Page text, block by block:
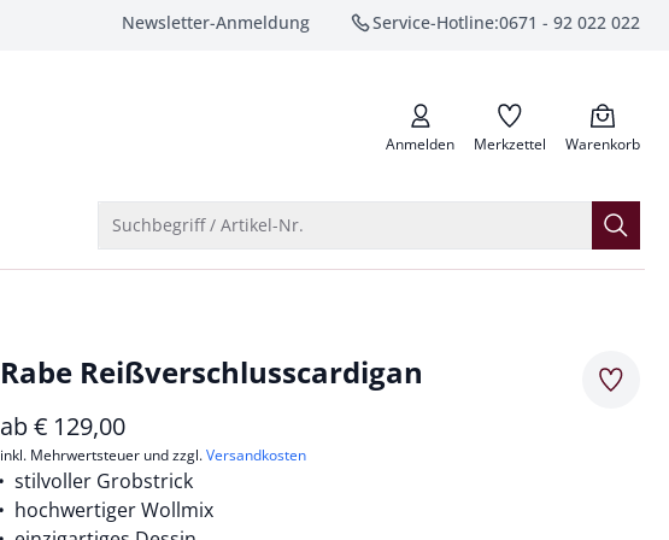
Newsletter-Anmeldung Service-Hotline:0671 - 92 022 022
anrufen
Anmelden Merkzettel Warenkorb
Suchbegriff / Artikel-Nr.
Rabe Reißverschlusscardigan
ab€ 129,00
inkl. Mehrwertsteuer und zzgl.Versandkosten
stilvoller Grobstrick
hochwertiger Wollmix